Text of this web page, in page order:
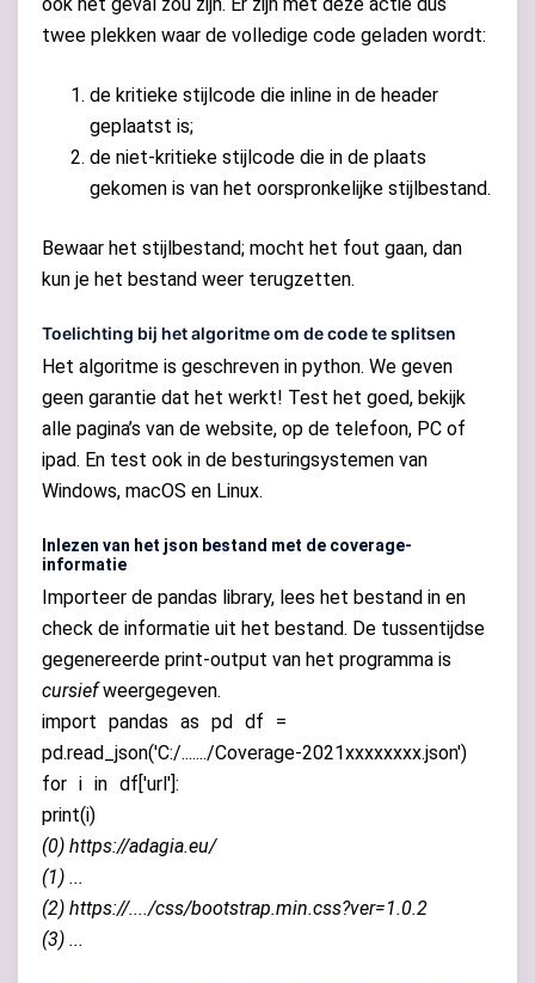
ook het geval zou zijn. Er zijn met deze actie dus
twee plekken waar de volledige code geladen wordt:
de kritieke stijlcode die inline in de header
geplaatst is;
de niet-kritieke stijlcode die in de plaats
gekomen is van het oorspronkelijke stijlbestand.
Bewaar het stijlbestand; mocht het fout gaan, dan
kun je het bestand weer terugzetten.
Toelichting bij het algoritme om de code te splitsen
Het algoritme is geschreven in python. We geven
geen garantie dat het werkt! Test het goed, bekijk
alle pagina’s van de website, op de telefoon, PC of
ipad. En test ook in de besturingsystemen van
Windows, macOS en Linux.
Inlezen van het json bestand met de coverage-
informatie
Importeer de pandas library, lees het bestand in en
check de informatie uit het bestand. De tussentijdse
gegenereerde print-output van het programma is
cursiefweergegeven.
import pandas as pd df
=
pd.read_json('C:/......./Coverage-2021xxxxxxxx.json')
for i in df 'url' ]:
print(i)
(0) https://adagia.eu/
(1) ...
(2) https://..../css/bootstrap.min.css?ver=1.0.2
(3) ...